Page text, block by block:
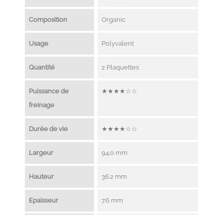
Composition Organic
Usage Polyvalent
Quantité 2 Plaquettes
Puissance de
freinage
★★★★☆☆
Durée de vie ★★★★☆☆
Largeur 94.0 mm
Hauteur 36.2 mm
Epaisseur 7.6 mm